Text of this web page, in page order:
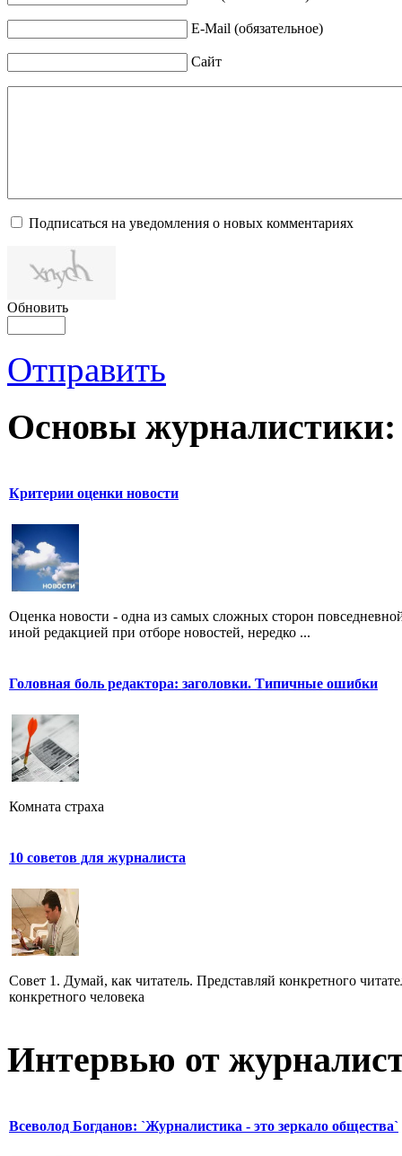
E-Mail (обязательное)
Сайт
Подписаться на уведомления о новых комментариях
Обновить
Отправить
Основы журналистики:
Критерии оценки новости
Оценка новости - одна из самых сложных сторон
иной редакцией при отборе новостей, нередко ...
Головная боль редактора: заголовки. Типичные ошибки
Комната страха
10 советов для журналиста
Совет 1. Думай, как читатель. Представляй конкретного
конкретного человека
Интервью от
Всеволод Богданов: `Журналистика - это зеркало общества`